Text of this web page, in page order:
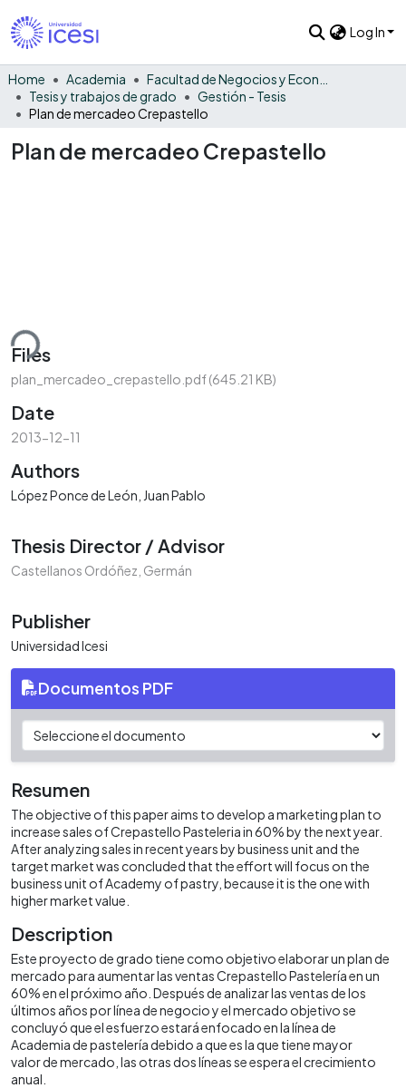
Log In
Home Academia
Tesis y trabajos de grado
Gestión - Tesis
Plan de mercadeo Crepastello
Plan de mercadeo Crepastello
Files
plan_mercadeo_crepastello.pdf(645.21 KB)
Date
2013-12-11
Authors
López Ponce de León, Juan Pablo
Thesis Director / Advisor
Castellanos Ordóñez, Germán
Publisher
Universidad Icesi
Documentos PDF
Resumen
The objective of this paper aims to develop a marketing plan to
increase sales of Crepastello Pasteleria in 60% by the next year.
After analyzing sales in recent years by business unit and the
target market was concluded that the effort will focus on the
business unit of Academy of pastry, because it is the one with
higher market value.
Description
Este proyecto de grado tiene como objetivo elaborar un plan de
mercado para aumentar las ventas Crepastello Pastelería en un
60% en el próximo año. Después de analizar las ventas de los
últimos años por línea de negocio y el mercado objetivo se
concluyó que el esfuerzo estará enfocado en la línea de
Academia de pastelería debido a que es la que tiene mayor
valor de mercado, las otras dos líneas se espera el crecimiento
anual.